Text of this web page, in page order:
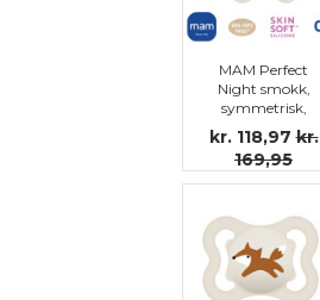
MAM Perfect
Night smokk,
symmetrisk,
silikon str.1 (lys
blå)
kr. 118,97 kr.
169,95